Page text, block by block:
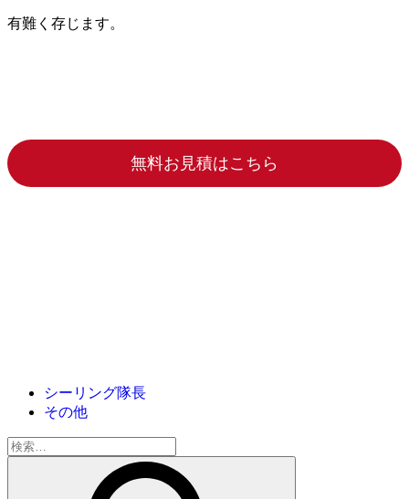
有難く存じます。
無料お見積はこちら
シーリング隊長
その他
検
索: